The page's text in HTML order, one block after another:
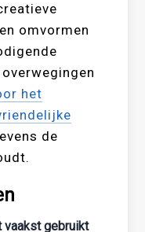
omvormen
het
de
vaakst gebruikt